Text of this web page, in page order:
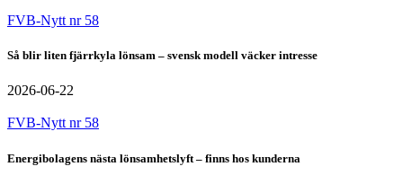
FVB-Nytt nr 58
Så blir liten fjärrkyla lönsam – svensk modell väcker intresse
2026-06-22
FVB-Nytt nr 58
Energibolagens nästa lönsamhetslyft – finns hos kunderna